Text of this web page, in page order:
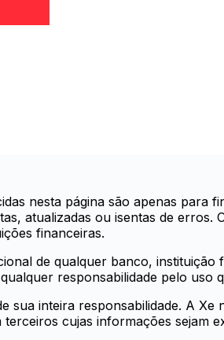
nesta página são apenas para
atualizadas ou isentas de erros.
financeiras.
de qualquer banco, instituição
responsabilidade pelo
sua inteira responsabilidade. A
cujas informações sejam